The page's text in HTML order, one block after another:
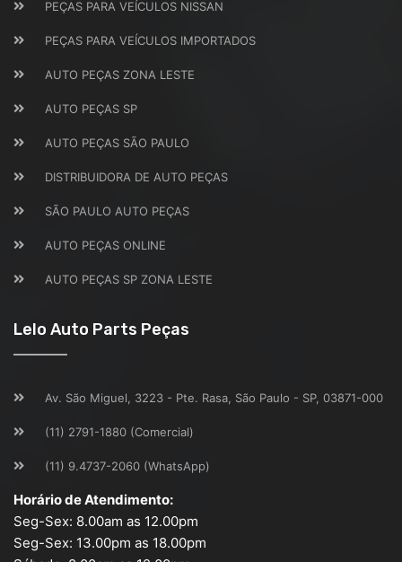
PEÇAS PARA VEÍCULOS NISSAN
PEÇAS PARA VEÍCULOS IMPORTADOS
AUTO PEÇAS ZONA LESTE
AUTO PEÇAS SP
AUTO PEÇAS SÃO PAULO
DISTRIBUIDORA DE AUTO PEÇAS
SÃO PAULO AUTO PEÇAS
AUTO PEÇAS ONLINE
AUTO PEÇAS SP ZONA LESTE
Lelo Auto Parts Peças
Av. São Miguel, 3223 - Pte. Rasa, São Paulo - SP, 03871-000
(11) 2791-1880 (Comercial)
(11) 9.4737-2060 (WhatsApp)
Horário de Atendimento:
Seg-Sex: 8.00am as 12.00pm
Seg-Sex: 13.00pm as 18.00pm